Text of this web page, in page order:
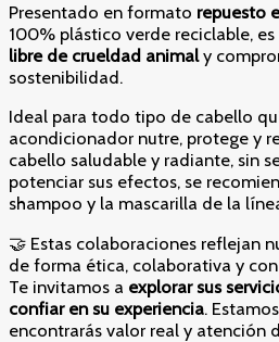
Presentado en formato repuesto
100% plástico verde reciclable,
libre de crueldad animaly
sostenibilidad.
Ideal para todo tipo de cabello
acondicionador nutre, protege y
cabello saludable y radiante, sin
potenciar sus efectos, se
shampoo y la mascarilla de la
🤝 Estas colaboraciones reflejan
de forma ética, colaborativa y
Te invitamos a explorar sus
confiar en su experiencia.
encontrarás valor real y atención